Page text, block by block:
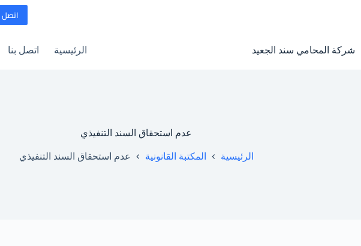
اتصل
شركة المحامي سند الجعيد الرئيسية اتصل بنا
عدم استحقاق السند التنفيذي
الرئيسية المكتبة القانونية عدم استحقاق السند التنفيذي